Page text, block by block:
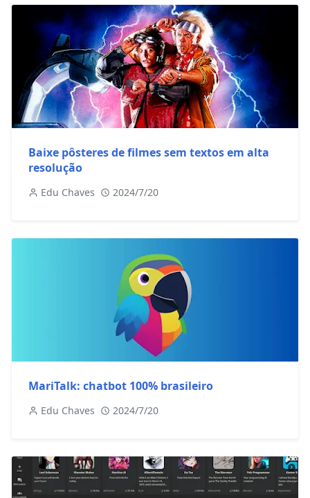
Baixe pôsteres de filmes sem textos em alta
resolução
Edu Chaves 2024/7/20
MariTalk: chatbot 100% brasileiro
Edu Chaves 2024/7/20